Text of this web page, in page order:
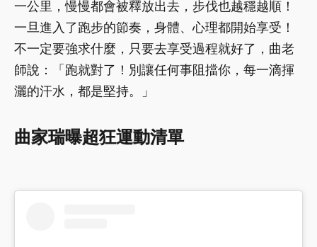
一公里，慢慢都會被釋放出去，步伐也越穩越順！
一旦進入了跑步的節奏，身體、心理都開始享受！
不一定要強求什麼，只要去享受過程就好了，曲老
師說：「跑就對了！別讓任何事阻擋你，每一滴揮
灑的汗水，都是堅持。」
曲家瑞曝超狂運動清單